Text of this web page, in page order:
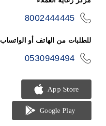
8002444445
للطلبات من الهاتف أو الواتساب
0530949494